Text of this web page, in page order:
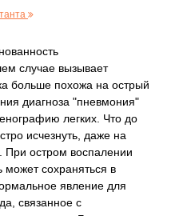
случае вызывает
больше похожа на острый
диагноза "пневмония"
легких. Что до
исчезнуть, даже на
При остром воспалении
может сохраняться в
явление для
связанное с